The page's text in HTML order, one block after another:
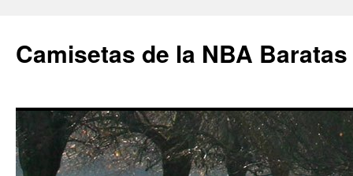
Camisetas de la NBA